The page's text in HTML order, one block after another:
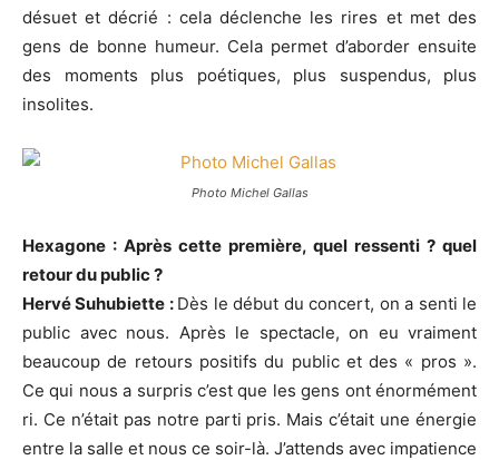
désuet et décrié : cela déclenche les rires et met des
gens de bonne humeur. Cela permet d’aborder ensuite
des moments plus poétiques, plus suspendus, plus
insolites.
Photo Michel Gallas
Hexagone : Après cette première, quel ressenti ? quel
retour du public ?
Hervé Suhubiette : Dès le début du concert, on a senti le
public avec nous. Après le spectacle, on eu vraiment
beaucoup de retours positifs du public et des « pros ».
Ce qui nous a surpris c’est que les gens ont énormément
ri. Ce n’était pas notre parti pris. Mais c’était une énergie
entre la salle et nous ce soir-là. J’attends avec impatience